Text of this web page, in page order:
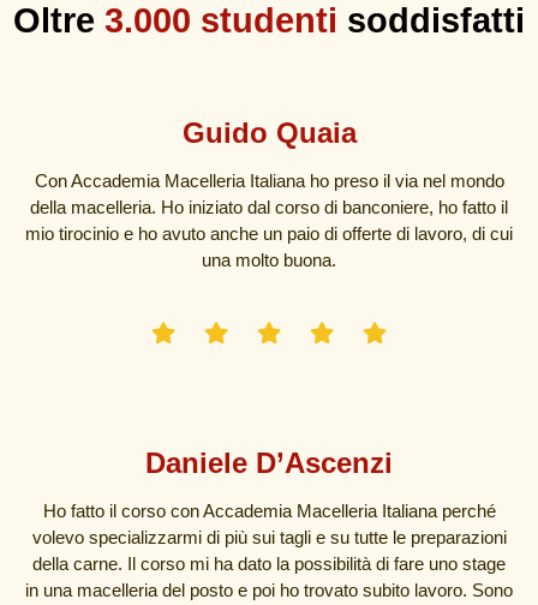
Oltre 3.000 studenti soddisfatti
Guido Quaia
Con Accademia Macelleria Italiana ho preso il via nel mondo
della macelleria. Ho iniziato dal corso di banconiere, ho fatto il
mio tirocinio e ho avuto anche un paio di offerte di lavoro, di cui
una molto buona.
Daniele D’Ascenzi
Ho fatto il corso con Accademia Macelleria Italiana perché
volevo specializzarmi di più sui tagli e su tutte le preparazioni
della carne. Il corso mi ha dato la possibilità di fare uno stage
in una macelleria del posto e poi ho trovato subito lavoro. Sono